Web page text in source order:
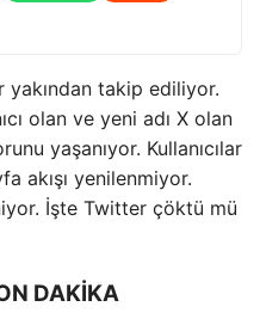
takip ediliyor.
olan ve yeni adı X olan
yaşanıyor. Kullanıcılar
akışı yenilenmiyor.
İşte Twitter çöktü mü
DAKİKA